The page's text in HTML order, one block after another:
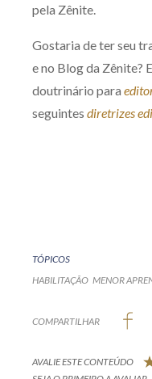
pela Zênite.
Gostaria de ter seu
e no Blog da Zênite?
doutrinário para
seguintes diretrizes
TÓPICOS
HABILITAÇÃO MENOR
COMPARTILHAR
AVALIE ESTE CONTEÚDO